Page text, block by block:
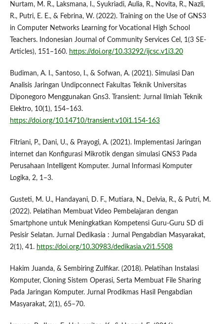
Nurtam, M. R., Laksmana, I., Syukriadi, Aulia, R., Novita, R., Nazli,
R., Putri, E. E., & Febrina, W. (2022). Training on the Use of GNS3
in Computer Networks Learning for Vocational High School
Teachers. Indonesian Journal of Community Services Cel, 1(3 SE-
Articles), 151–160. https://doi.org/10.33292/ijcsc.v1i3.20
Budiman, A. I., Santoso, I., & Sofwan, A. (2021). Simulasi Dan
Analisis Jaringan Undipconnect Fakultas Teknik Universitas
Diponegoro Menggunakan Gns3. Transient: Jurnal Ilmiah Teknik
Elektro, 10(1), 154–163.
https://doi.org/10.14710/transient.v10i1.154-163
Fitriani, P., Dani, U., & Prayogi, A. (2021). Implementasi Jaringan
internet dan Konfigurasi Mikrotik dengan simulasi GNS3 Pada
Perusahaan Intelligent Komputer. Jurnal Informasi Komputer
Logika, 2, 1–3.
Gusteti, M. U., Handayani, D. F., Mutiara, N., Delvia, R., & Putri, M.
(2022). Pelatihan Membuat Video Pembelajaran dengan
Smartphone untuk Meningkatkan Kompetensi Guru-Guru SD di
Pesisir Selatan. Jurnal Dedikasia : Jurnal Pengabdian Masyarakat,
2(1), 41. https://doi.org/10.30983/dedikasia.v2i1.5508
Hakim Juanda, & Sembiring Zulfikar. (2018). Pelatihan Instalasi
Komputer, Cloning Sistem Operasi, Serta Membuat File Sharing
Pada Jaringan Komputer. Jurnal Prodikmas Hasil Pengabdian
Masyarakat, 2(1), 65–70.